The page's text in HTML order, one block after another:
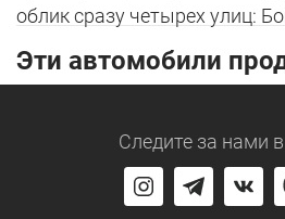
облик сразу четырех улиц:
Эти автомобили
Следите за нами